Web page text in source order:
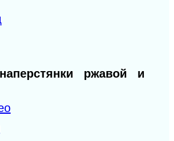
ржавой и